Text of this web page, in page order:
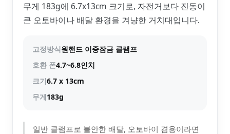
무게 183g에 6.7x13cm 크기로, 자전거보다 진동이
큰 오토바이나 배달 환경을 겨냥한 거치대입니다.
고정방식원핸드 이중잠금 클램프
호환 폰4.7~6.8인치
크기6.7 x 13cm
무게183g
일반 클램프로 불안한 배달, 오토바이 겸용이라면